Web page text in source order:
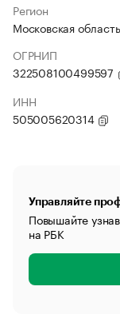
Регион
Московская область
ОГРНИП
322508100499597
ИНН
505005620314
Управляйте
Повышайте
на РБК